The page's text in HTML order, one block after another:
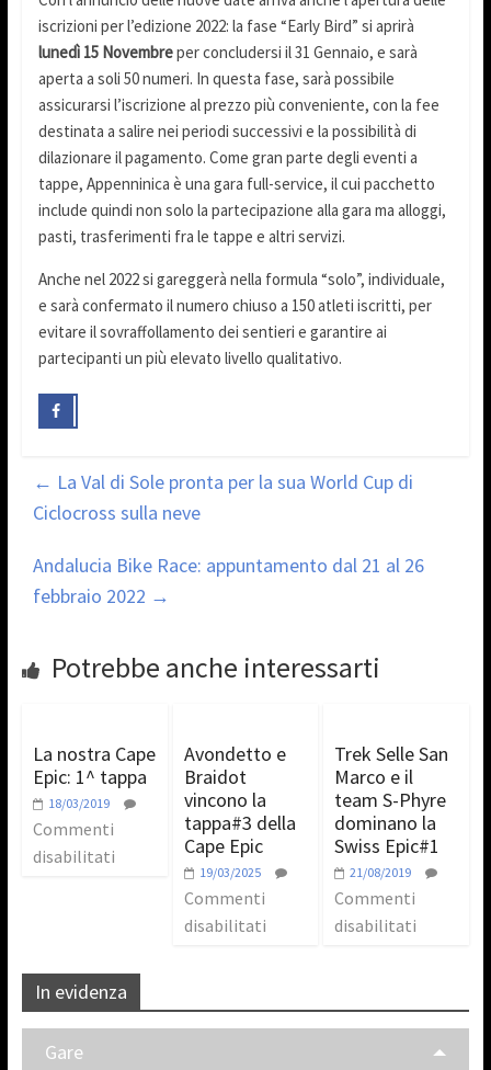
iscrizioni per l’edizione 2022: la fase “Early Bird” si aprirà
lunedì 15 Novembreper concludersi il 31 Gennaio, e sarà
aperta a soli 50 numeri. In questa fase, sarà possibile
assicurarsi l’iscrizione al prezzo più conveniente, con la fee
destinata a salire nei periodi successivi e la possibilità di
dilazionare il pagamento. Come gran parte degli eventi a
tappe, Appenninica è una gara full-service, il cui pacchetto
include quindi non solo la partecipazione alla gara ma alloggi,
pasti, trasferimenti fra le tappe e altri servizi.
Anche nel 2022 si gareggerà nella formula “solo”, individuale,
e sarà confermato il numero chiuso a 150 atleti iscritti, per
evitare il sovraffollamento dei sentieri e garantire ai
partecipanti un più elevato livello qualitativo.
← La Val di Sole pronta per la sua World Cup di
Ciclocross sulla neve
Andalucia Bike Race: appuntamento dal 21 al 26
febbraio 2022 →
Potrebbe anche interessarti
La nostra Cape
Epic: 1^ tappa
18/03/2019
Commenti
disabilitati
Avondetto e
Braidot
vincono la
tappa#3 della
Cape Epic
19/03/2025
Commenti
disabilitati
Trek Selle San
Marco e il
team S-Phyre
dominano la
Swiss Epic#1
21/08/2019
Commenti
disabilitati
In evidenza
Gare